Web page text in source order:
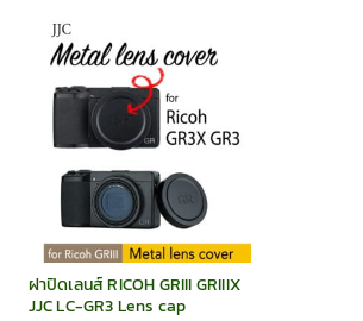
ฝาปิดเลนส์ RICOH GRIII GRIIIX
JJC LC-GR3 Lens cap